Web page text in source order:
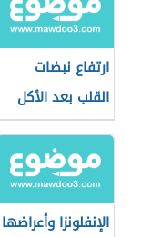
ارتفاع نبضات
القلب بعد الأكل
الإنفلونزا وأعراضها